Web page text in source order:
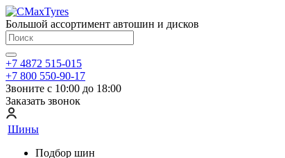
Большой ассортимент автошин и дисков
+7 4872 515-015
+7 800 550-90-17
Звоните с 10:00 до 18:00
Заказать звонок
Шины
Подбор шин